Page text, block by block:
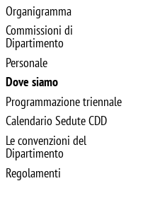
Organigramma
Commissioni di
Dipartimento
Personale
Dove siamo
Programmazione triennale
Calendario Sedute CDD
Le convenzioni del
Dipartimento
Regolamenti